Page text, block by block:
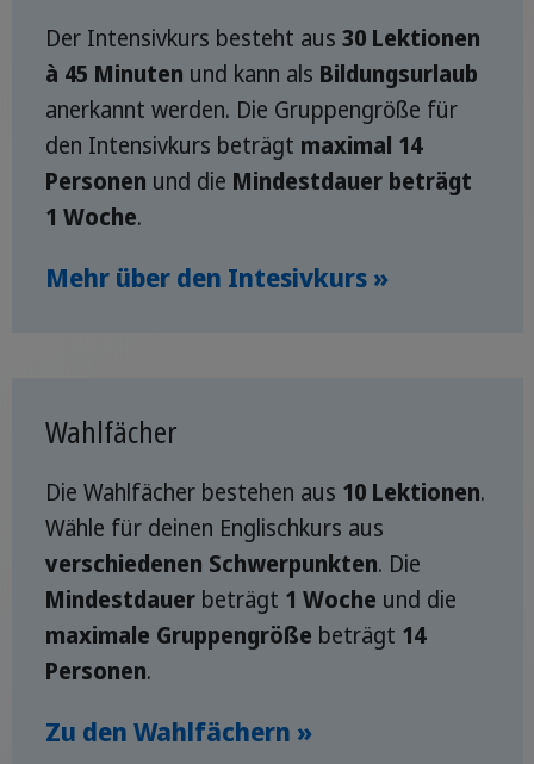
Der Intensivkurs besteht aus 30 Lektionen
à 45 Minuten und kann als Bildungsurlaub
anerkannt werden. Die Gruppengröße für
den Intensivkurs beträgt maximal 14
Personen und die Mindestdauer beträgt
1 Woche.
Mehr über den Intesivkurs »
Wahlfächer
Die Wahlfächer bestehen aus 10 Lektionen.
Wähle für deinen Englischkurs aus
verschiedenen Schwerpunkten. Die
Mindestdauer beträgt 1 Woche und die
maximale Gruppengröße beträgt 14
Personen.
Zu den Wahlfächern »